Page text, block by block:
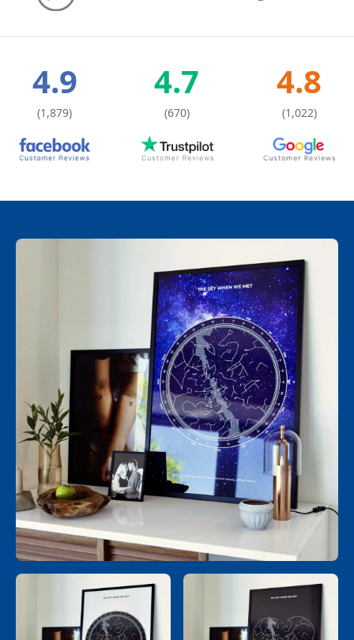
4.9
(1,879)
4.7
(670)
4.8
(1,022)